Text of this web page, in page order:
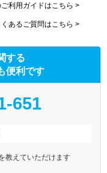
利用ガイドはこちら >
くあるご質問はこちら >
する
便利です
651
教えていただけます